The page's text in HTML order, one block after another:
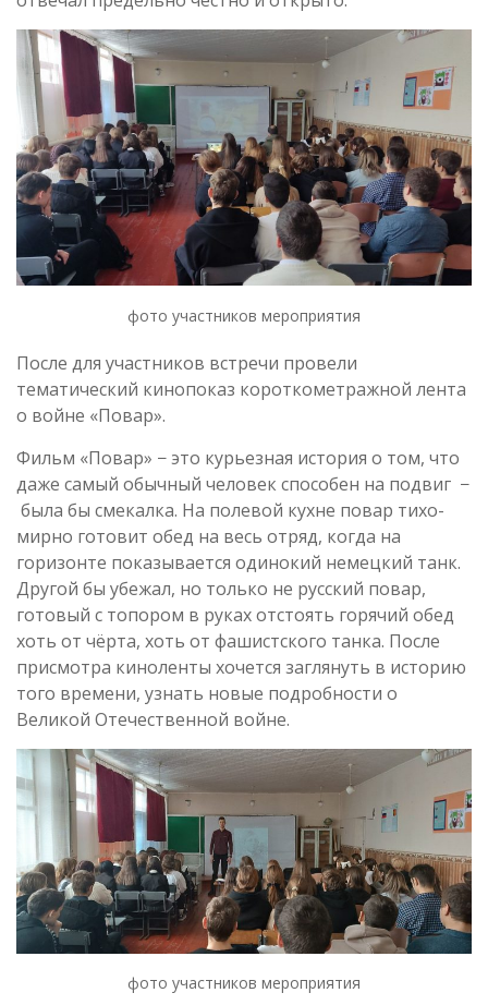
фото участников мероприятия
После для участников встречи провели
тематический кинопоказ короткометражной лента
о войне «Повар».
Фильм «Повар» − это курьезная история о том, что
даже самый обычный человек способен на подвиг −
была бы смекалка. На полевой кухне повар тихо-
мирно готовит обед на весь отряд, когда на
горизонте показывается одинокий немецкий танк.
Другой бы убежал, но только не русский повар,
готовый с топором в руках отстоять горячий обед
хоть от чёрта, хоть от фашистского танка. После
присмотра киноленты хочется заглянуть в историю
того времени, узнать новые подробности о
Великой Отечественной войне.
фото участников мероприятия